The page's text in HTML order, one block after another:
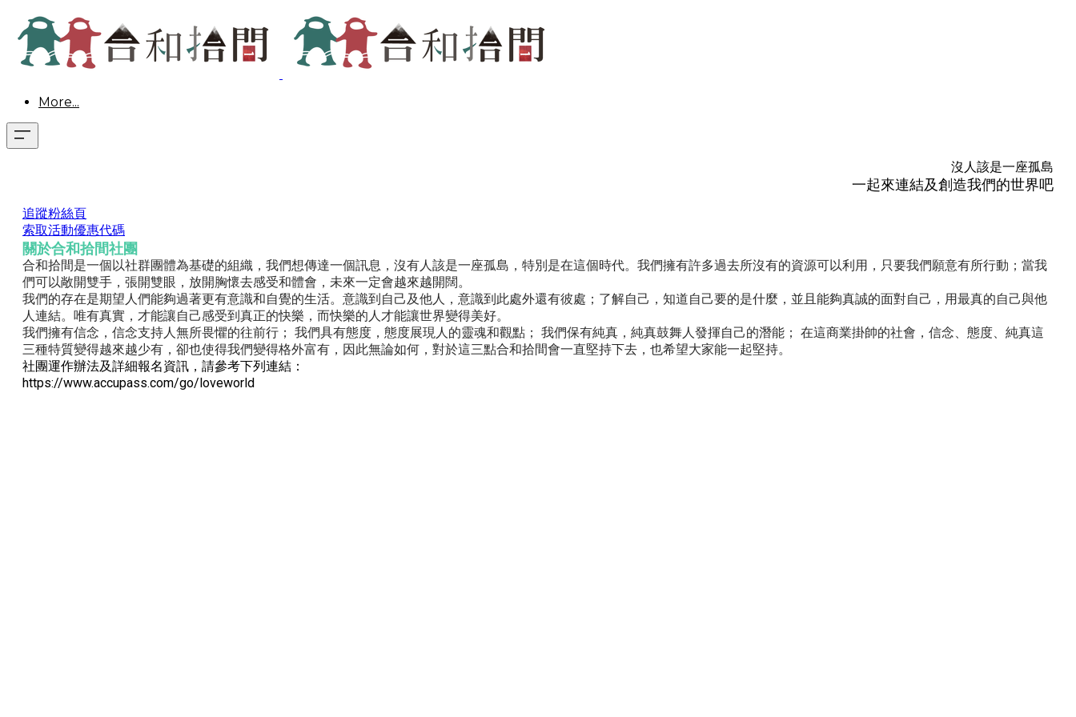
More...
沒人該是一座孤島
一起來連結及創造我們的世界吧
追蹤粉絲頁
索取活動優惠代碼
關於合和拾間社團
合和拾間是一個以社群團體為基礎的組織，我們想傳達一個訊息，沒有人該是一座孤島，特別是在這個時代。我們擁有許多過去所沒有的資源可以利用，只要我們願意有所行動；當我
們可以敞開雙手，張開雙眼，放開胸懷去感受和體會，未來一定會越來越開闊。
我們的存在是期望人們能夠過著更有意識和自覺的生活。意識到自己及他人，意識到此處外還有彼處；了解自己，知道自己要的是什麼，並且能夠真誠的面對自己，用最真的自己與他
人連結。唯有真實，才能讓自己感受到真正的快樂，而快樂的人才能讓世界變得美好。
我們擁有信念，信念支持人無所畏懼的往前行； 我們具有態度，態度展現人的靈魂和觀點； 我們保有純真，純真鼓舞人發揮自己的潛能； 在這商業掛帥的社會，信念、態度、純真這
三種特質變得越來越少有，卻也使得我們變得格外富有，因此無論如何，對於這三點合和拾間會一直堅持下去，也希望大家能一起堅持。
社團運作辦法及詳細報名資訊，請參考下列連結：
https://www.accupass.com/go/loveworld